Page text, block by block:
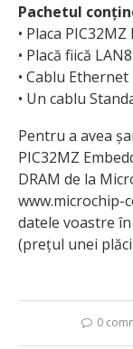
Pachetul
• Placa
• Placă fiică
• Cablu Ethernet
• Un cablu
Pentru a avea
PIC32MZ
DRAM de la
www.microchip-
datele voastre
(prețul unei
0